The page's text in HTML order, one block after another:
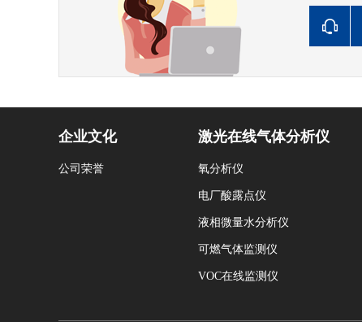
企业文化
公司荣誉
激光在线气体分析仪
氧分析仪
电厂酸露点仪
液相微量水分析仪
可燃气体监测仪
VOC在线监测仪